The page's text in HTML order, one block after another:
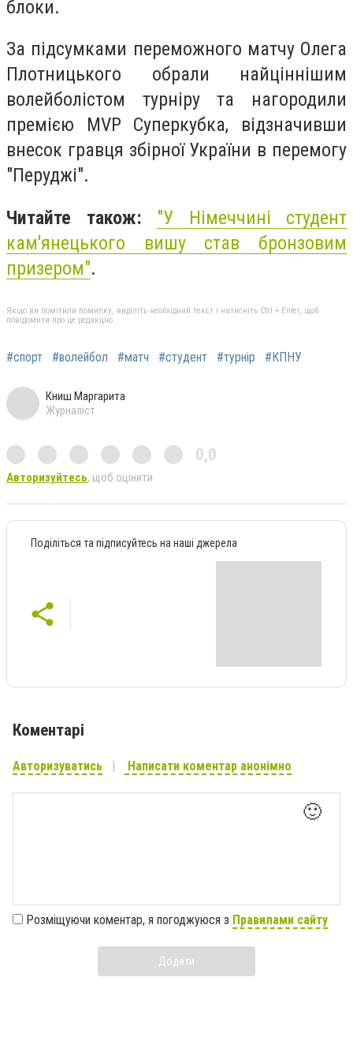
блоки.
За підсумками переможного матчу Олега
Плотницького обрали найціннішим
волейболістом турніру та нагородили
премією MVP Суперкубка, відзначивши
внесок гравця збірної України в перемогу
"Перуджі".
Читайте також: "У Німеччині студент
кам'янецького вишу став бронзовим
призером".
Якщо ви помітили помилку, виділіть необхідний текст і натисніть Ctrl + Enter, щоб
повідомити про це редакцію
#спорт #волейбол #матч #студент #турнір #КПНУ
Книш Маргарита
Журналіст
0,0
Авторизуйтесь, щоб оцінити
Поділіться та підписуйтесь на наші джерела
Коментарі
Авторизуватись Написати коментар анонімно
🙂
Розміщуючи коментар, я погоджуюся з Правилами сайту
Додати